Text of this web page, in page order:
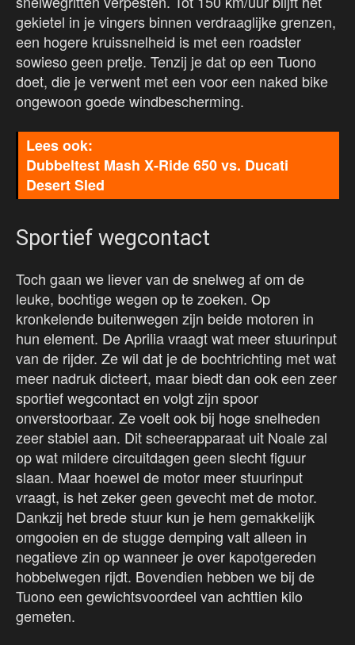
gekietel in je vingers binnen verdraaglijke grenzen,
een hogere kruissnelheid is met een roadster
sowieso geen pretje. Tenzij je dat op een Tuono
doet, die je verwent met een voor een naked bike
ongewoon goede windbescherming.
Dubbeltest Mash X-Ride 650 vs. Ducati
Desert Sled
Sportief wegcontact
Toch gaan we liever van de snelweg af om de
leuke, bochtige wegen op te zoeken. Op
kronkelende buitenwegen zijn beide motoren in
hun element. De Aprilia vraagt wat meer stuurinput
van de rijder. Ze wil dat je de bochtrichting met wat
meer nadruk dicteert, maar biedt dan ook een zeer
sportief wegcontact en volgt zijn spoor
onverstoorbaar. Ze voelt ook bij hoge snelheden
zeer stabiel aan. Dit scheerapparaat uit Noale zal
op wat mildere circuitdagen geen slecht figuur
slaan. Maar hoewel de motor meer stuurinput
vraagt, is het zeker geen gevecht met de motor.
Dankzij het brede stuur kun je hem gemakkelijk
omgooien en de stugge demping valt alleen in
negatieve zin op wanneer je over kapotgereden
hobbelwegen rijdt. Bovendien hebben we bij de
Tuono een gewichtsvoordeel van achttien kilo
gemeten.